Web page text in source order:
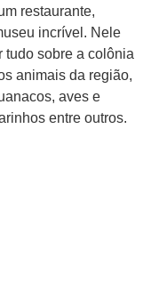
restaurante,
incrível. Nele
tudo sobre a colônia
animais da região,
aves e
entre outros.